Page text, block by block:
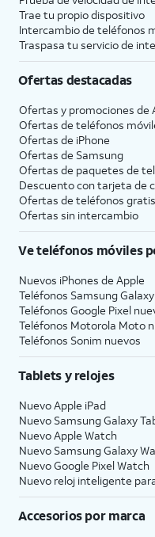
Trae tu propio dispositivo
Intercambio de teléfonos
Traspasa tu servicio de
Ofertas destacadas
Ofertas y promociones de
Ofertas de teléfonos
Ofertas de iPhone
Ofertas de Samsung
Ofertas de paquetes de
Descuento con tarjeta de
Ofertas de teléfonos
Ofertas sin intercambio
Ve teléfonos móviles
Nuevos iPhones de Apple
Teléfonos Samsung
Teléfonos Google Pixel
Teléfonos Motorola Moto
Teléfonos Sonim nuevos
Tablets y relojes
Nuevo Apple iPad
Nuevo Samsung Galaxy
Nuevo Apple Watch
Nuevo Samsung Galaxy
Nuevo Google Pixel Watch
Nuevo reloj inteligente
Accesorios por marca